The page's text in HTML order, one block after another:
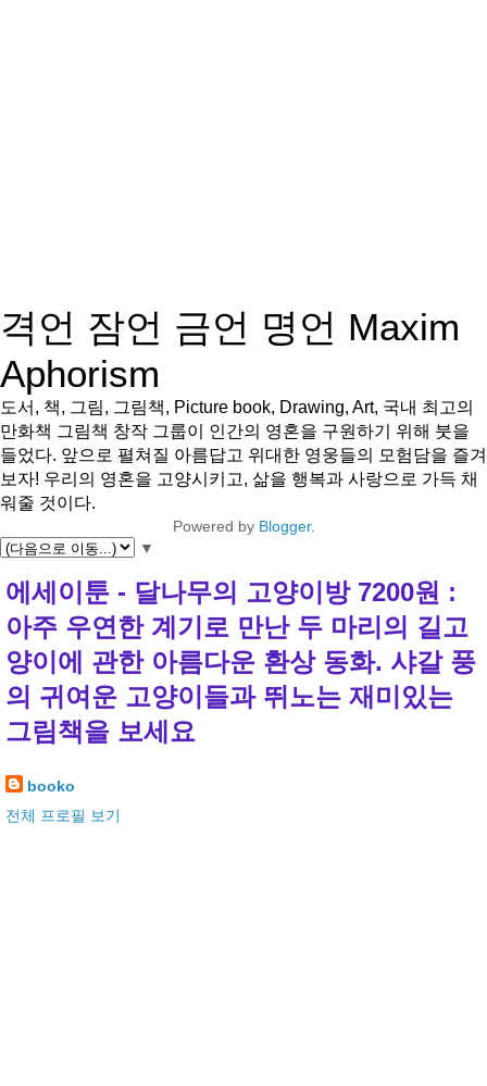
격언 잠언 금언 명언 Maxim
Aphorism
도서, 책, 그림, 그림책, Picture book, Drawing, Art, 국내 최고의
만화책 그림책 창작 그룹이 인간의 영혼을 구원하기 위해 붓을
들었다. 앞으로 펼쳐질 아름답고 위대한 영웅들의 모험담을 즐겨
보자! 우리의 영혼을 고양시키고, 삶을 행복과 사랑으로 가득 채
워줄 것이다.
Powered by Blogger.
▼
에세이툰 - 달나무의 고양이방 7200원 :
아주 우연한 계기로 만난 두 마리의 길고
양이에 관한 아름다운 환상 동화. 샤갈 풍
의 귀여운 고양이들과 뛰노는 재미있는
그림책을 보세요
booko
전체 프로필 보기